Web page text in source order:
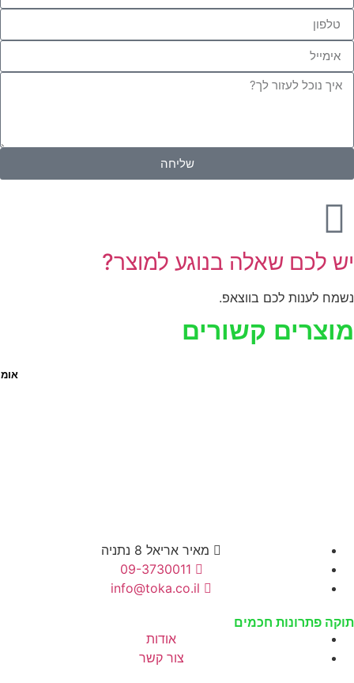
שליחה
יש לכם שאלה בנוגע למוצר?
נשמח לענות לכם בווצאפ.
מוצרים קשורים
מאיר אריאל 8 נתניה
09-3730011
info@toka.co.il
תוקה פתרונות חכמים
אודות
צור קשר